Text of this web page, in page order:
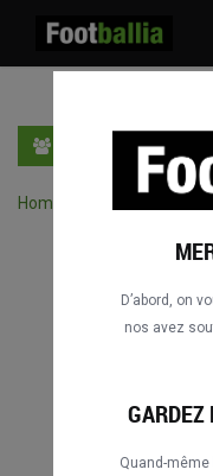
Home
D’abord, on
nos avez
GARDEZ
Quand-même